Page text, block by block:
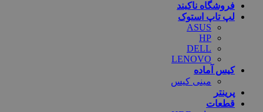
فروشگاه ناکبند
لپ تاپ استوک
ASUS
HP
DELL
LENOVO
کیس آماده
مینی کیس
پرینتر
قطعات